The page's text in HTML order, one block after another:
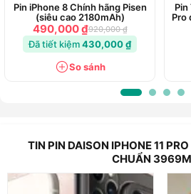
Pin iPhone 8 Chính hãng Pisen
(siêu cao 2180mAh)
490,000 ₫920,000 ₫
Đã tiết kiệm430,000 ₫
So sánh
Pin
Pro
TIN PIN DAISON IPHONE 11
CHUẨN